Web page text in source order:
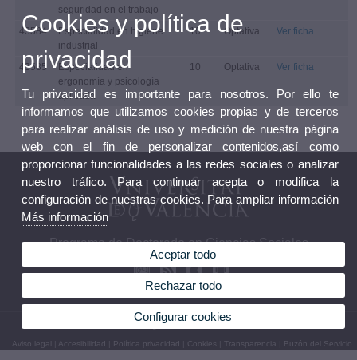
seguridad en el trabajo
43584
Especialidad en higiene
industrial
10 Optativa Ver ficha
43585
Especialidad en
ergonomía y psicología
aplicada
10 Optativa Ver ficha
Programa de Doctorado en Ciencias Sociales
© 2026 UV. - Avenida Tarongers, 4b. 46021 Valencia. Tel.: 963 828 500
Aviso legal |Accesibilidad Política privacidad Cookies Transparencia Buzón del Servicio
Cookies y política de
privacidad
Tu privacidad es importante para nosotros. Por ello te
informamos que utilizamos cookies propias y de terceros
para realizar análisis de uso y medición de nuestra página
web con el fin de personalizar contenidos,así como
proporcionar funcionalidades a las redes sociales o analizar
nuestro tráfico. Para continuar acepta o modifica la
configuración de nuestras cookies. Para ampliar información
Más información
Aceptar todo
Rechazar todo
Configurar cookies